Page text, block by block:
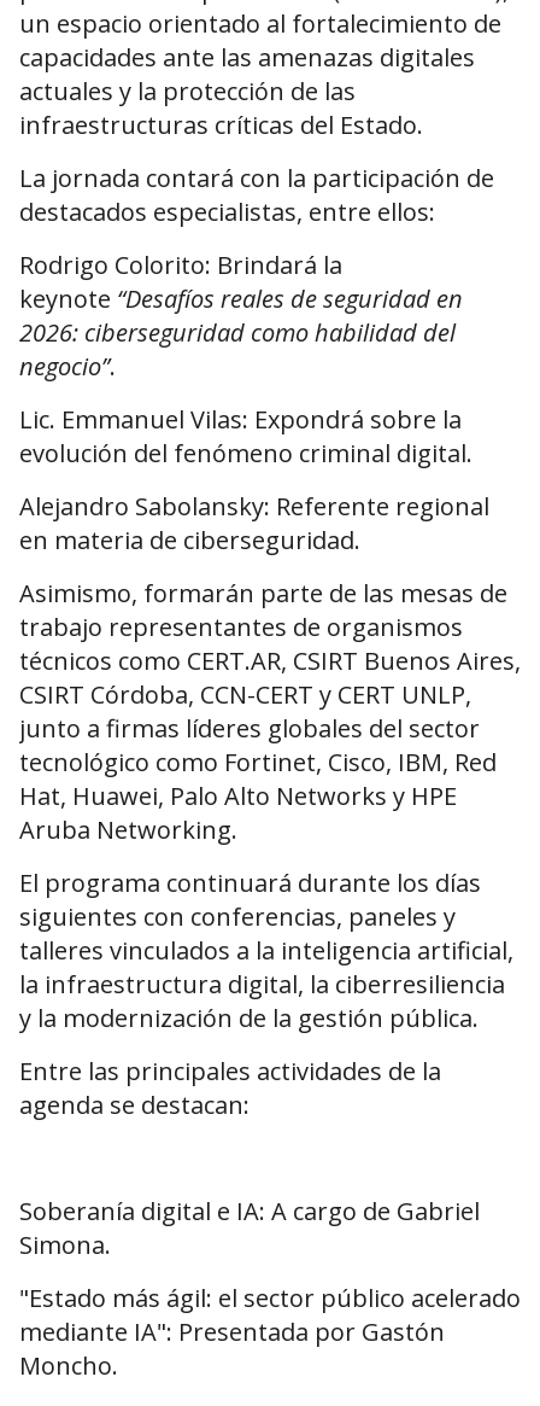
un espacio orientado al fortalecimiento de
capacidades ante las amenazas digitales
actuales y la protección de las
infraestructuras críticas del Estado.
La jornada contará con la participación de
destacados especialistas, entre ellos:
Rodrigo Colorito: Brindará la
keynote “Desafíos reales de seguridad en
2026: ciberseguridad como habilidad del
negocio”.
Lic. Emmanuel Vilas: Expondrá sobre la
evolución del fenómeno criminal digital.
Alejandro Sabolansky: Referente regional
en materia de ciberseguridad.
Asimismo, formarán parte de las mesas de
trabajo representantes de organismos
técnicos como CERT.AR, CSIRT Buenos Aires,
CSIRT Córdoba, CCN-CERT y CERT UNLP,
junto a firmas líderes globales del sector
tecnológico como Fortinet, Cisco, IBM, Red
Hat, Huawei, Palo Alto Networks y HPE
Aruba Networking.
El programa continuará durante los días
siguientes con conferencias, paneles y
talleres vinculados a la inteligencia artificial,
la infraestructura digital, la ciberresiliencia
y la modernización de la gestión pública.
Entre las principales actividades de la
agenda se destacan:
Soberanía digital e IA: A cargo de Gabriel
Simona.
"Estado más ágil: el sector público acelerado
mediante IA": Presentada por Gastón
Moncho.